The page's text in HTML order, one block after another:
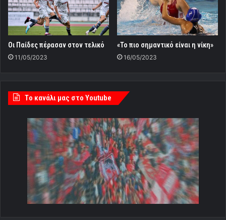
Οι Παίδες πέρασαν στον τελικό
11/05/2023
«Το πιο σημαντικό είναι η νίκη»
16/05/2023
Tο κανάλι μας στο Youtube